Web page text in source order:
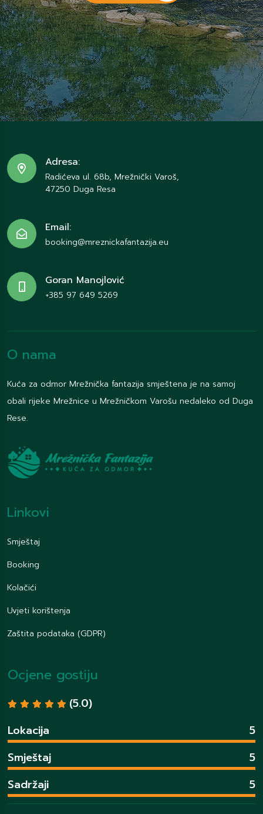
Adresa:
Radićeva ul. 68b, Mrežnički Varoš,
47250 Duga Resa
Email:
booking@mreznickafantazija.eu
Goran Manojlović
+385 97 649 5269
O nama
Kuća za odmor Mrežnička fantazija smještena je na samoj
obali rijeke Mrežnice u Mrežničkom Varošu nedaleko od Duga
Rese.
Linkovi
Smještaj
Booking
Kolačići
Uvjeti korištenja
Zaštita podataka (GDPR)
Ocjene gostiju
(5.0)
Lokacija
5
Smještaj
5
Sadržaji
5